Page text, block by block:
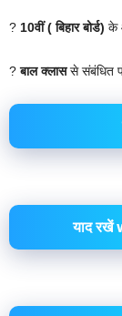
? 10वीं ( बिहार बोर्ड) के
?बाल क्लाससे संबंधित
याद